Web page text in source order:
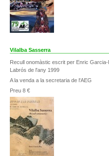
Vilalba Sasserra
Recull onomàstic escrit per Enric
Labrós de l'any 1999
A la venda a la secretaria de l'AEG
Preu 8 €